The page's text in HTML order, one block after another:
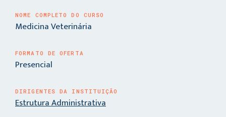
NOME COMPLETO DO CURSO
Medicina Veterinária
FORMATO DE OFERTA
Presencial
DIRIGENTES DA INSTITUIÇÃO
Estrutura Administrativa